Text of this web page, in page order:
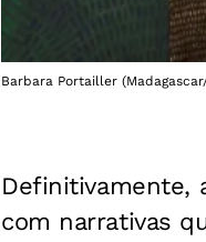
Barbara Portailler
Definitivamente,
com narrativas